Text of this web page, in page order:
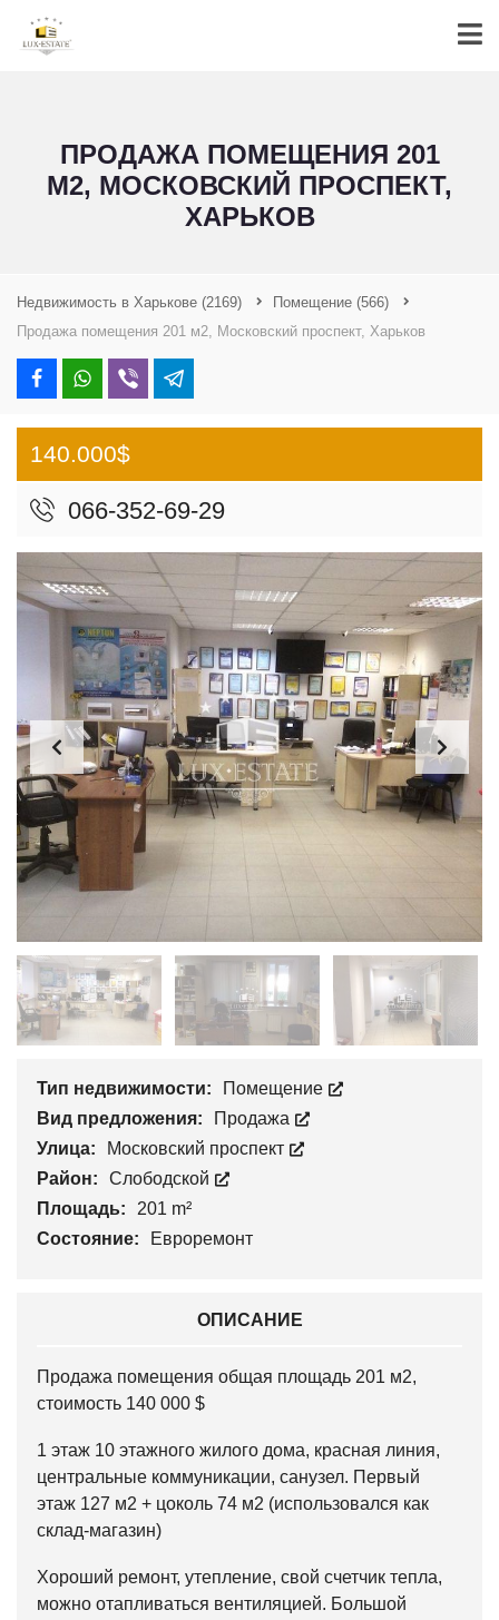
ПРОДАЖА ПОМЕЩЕНИЯ 201
М2, МОСКОВСКИЙ ПРОСПЕКТ,
ХАРЬКОВ
Недвижимость в Харькове (2169) Помещение (566)
Продажа помещения 201 м2, Московский проспект, Харьков
140.000$
066-352-69-29
Тип недвижимости:
Помещение
Вид предложения:
Продажа
Улица:
Московский проспект
Район:
Слободской
Площадь:
201 m²
Состояние:
Евроремонт
ОПИСАНИЕ
Продажа помещения общая площадь 201 м2,
стоимость 140 000 $
1 этаж 10 этажного жилого дома, красная линия,
центральные коммуникации, санузел. Первый
этаж 127 м2 + цоколь 74 м2 (использовался как
склад-магазин)
Хороший ремонт, утепление, свой счетчик тепла,
можно отапливаться вентиляцией. Большой